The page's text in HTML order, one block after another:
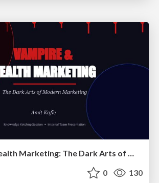
Vampire & Stealth Marketing: The Dark Arts of Modern Marketing
0 130